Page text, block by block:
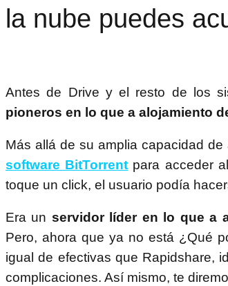
la nube puedes
Antes de Drive y el resto de los
pioneros en lo que a alojamiento
Más allá de su amplia capacidad de
software BitTorrent para acceder
toque un click, el usuario podía
Era un servidor líder en lo que a
Pero, ahora que ya no está ¿Qué
igual de efectivas que Rapidshare,
complicaciones. Así mismo, te